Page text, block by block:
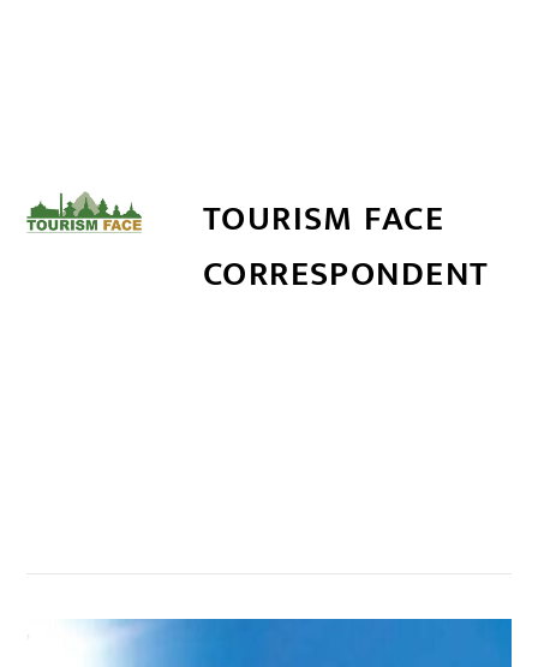
TOURISM FACE
CORRESPONDENT
,